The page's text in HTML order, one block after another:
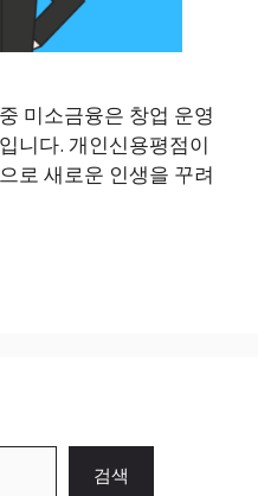
미소금융은 창업 운영
니다. 개인신용평점이
로 새로운 인생을 꾸려
검색